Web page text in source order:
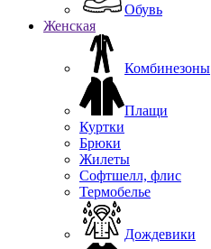
Обувь
Женская
Комбинезоны
Плащи
Куртки
Брюки
Жилеты
Софтшелл, флис
Термобелье
Дождевики